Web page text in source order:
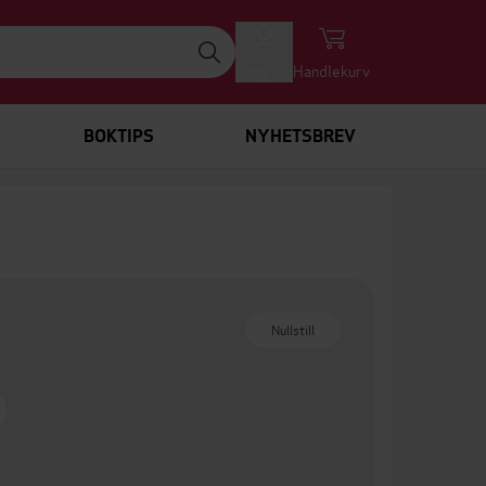
Handlekurv
BOKTIPS NYHETSBREV
Nullstill